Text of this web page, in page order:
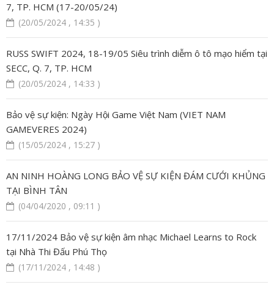
7, TP. HCM (17-20/05/24)
(20/05/2024 , 14:35 )
RUSS SWIFT 2024, 18-19/05 Siêu trình diễm ô tô mạo hiểm tại
SECC, Q. 7, TP. HCM
(20/05/2024 , 14:33 )
Bảo vệ sự kiện: Ngày Hội Game Việt Nam (VIET NAM
GAMEVERES 2024)
(15/05/2024 , 15:27 )
AN NINH HOÀNG LONG BẢO VỆ SỰ KIỆN ĐÁM CƯỚI KHỦNG
TẠI BÌNH TÂN
(04/04/2020 , 09:11 )
17/11/2024 Bảo vệ sự kiện âm nhạc Michael Learns to Rock
tại Nhà Thi Đấu Phú Thọ
(17/11/2024 , 14:48 )